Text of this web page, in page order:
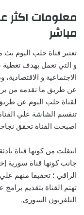
معلومات اكثر
مباشر
تعتبر قناة حلب اليوم بث
و التي تعمل بهدف تغطية
الاجتماعية و
عن طريق ما تقدمه من
لقناة حلب اليوم عن
تنقسم الشاشة علي
اصبحت القناة تحقق
انتقلت من كونها قناة
جانب كونها قناة سورية
الراقي ؛ تخفيفا منهم
تهتم القناة بتقديم
التلفزيون السوري.